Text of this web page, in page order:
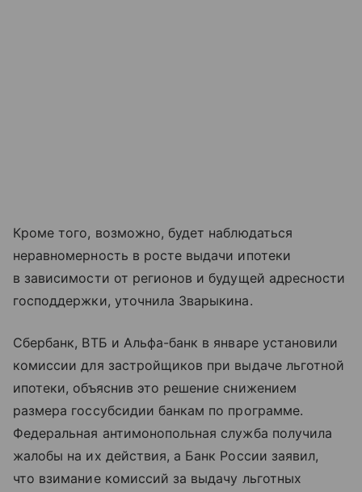
Кроме того, возможно, будет наблюдаться
неравномерность в росте выдачи ипотеки
в зависимости от регионов и будущей адресности
господдержки, уточнила Зварыкина.
Сбербанк, ВТБ и Альфа-банк в январе установили
комиссии для застройщиков при выдаче льготной
ипотеки, объяснив это решение снижением
размера госсубсидии банкам по программе.
Федеральная антимонопольная служба получила
жалобы на их действия, а Банк России заявил,
что взимание комиссий за выдачу льготных